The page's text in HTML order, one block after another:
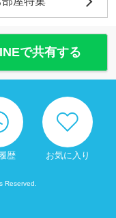
で共有する
歴 お気に入り
Reserved.